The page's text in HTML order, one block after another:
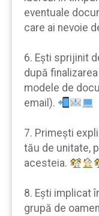
eventuale
care ai nevoie
6. Eşti sprijinit
după
modele de
email).
7. Primeşti
tău de unitate,
acesteia.
8. Eşti implicat
grupă de